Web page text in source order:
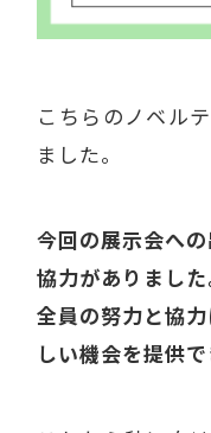
こちらのノベル
ました。
今回の展示会へ
協力がありました
全員の努力と協
しい機会を提供